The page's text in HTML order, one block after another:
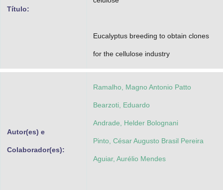
Título:
Eucalyptus breeding to obtain clones
for the cellulose industry
Autor(es) e
Colaborador(es):
Ramalho, Magno Antonio Patto
Bearzoti, Eduardo
Andrade, Helder Bolognani
Pinto, César Augusto Brasil Pereira
Aguiar, Aurélio Mendes